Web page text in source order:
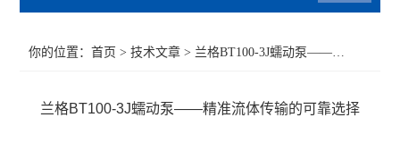
你的位置：首页 >技术文章 > ​​兰格BT100-3J蠕动泵——精准流体传输的可靠选择​
​​兰格BT100-3J蠕动泵——精准流体传输的可靠选择​